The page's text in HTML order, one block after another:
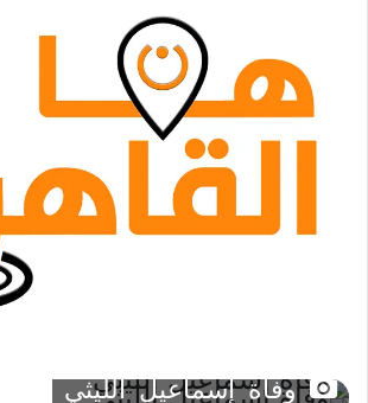
وفاة إسماعيل الليثي